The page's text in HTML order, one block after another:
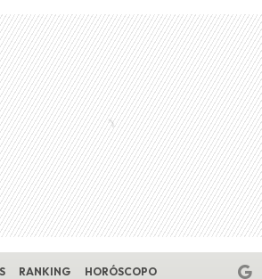
RANKING HORÓSCOPO